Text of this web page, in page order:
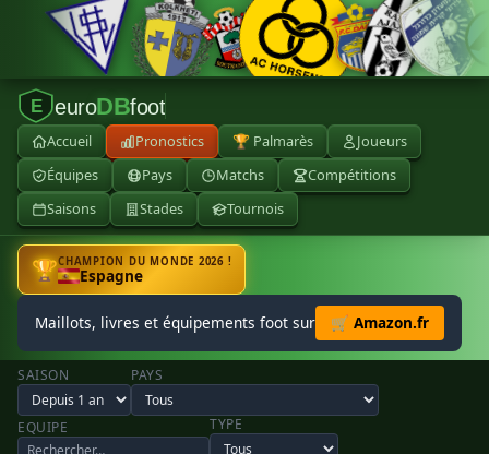
E euroDBfoot
Accueil Pronostics 🏆 Palmarès
Joueurs
Équipes
Pays Matchs
Compétitions
Saisons
Stades Tournois
🏆CHAMPION DU MONDE 2026 !
Espagne
Maillots, livres et équipements foot sur 🛒 Amazon.fr
SAISON PAYS
EQUIPE TYPE